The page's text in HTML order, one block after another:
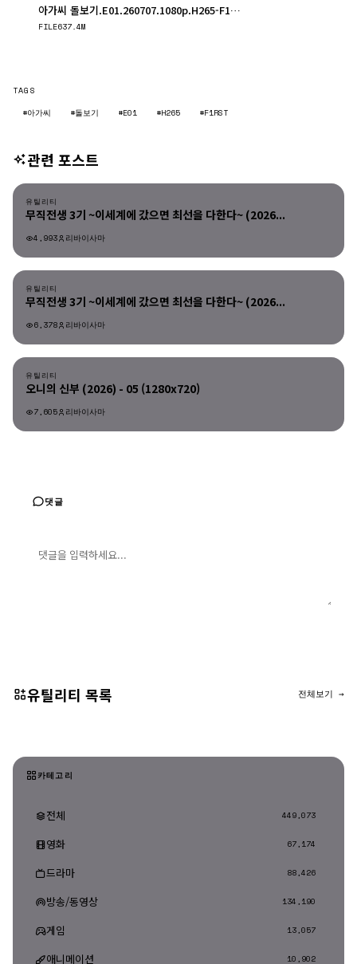
아가씨 돌보기.E01.260707.1080p.H265-F1RST.mp4
FILE637.4M
TAGS
#아가씨
#돌보기 #E01 #H265 #F1RST
관련 포스트
유틸리티
유틸리티
무직전생 3기 ~이세계에 갔으면 최선을 다한다~ (2026...
4,993 리바이사마
유틸리티
무직전생 3기 ~이세계에 갔으면 최선을 다한다~ (2026...
6,378 리바이사마
유틸리티
오니의 신부 (2026) - 05 (1280x720)
7,605 리바이사마
댓글
유틸리티 목록 전체보기 →
카테고리
전체 449,073
영화 67,174
드라마 88,426
방송/동영상 134,190
게임 13,057
애니메이션 10,902